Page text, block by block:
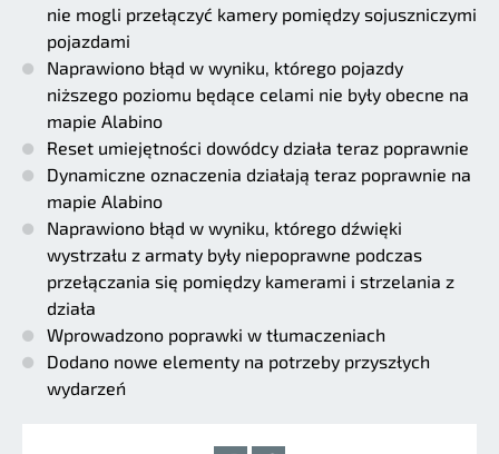
nie mogli przełączyć kamery pomiędzy sojuszniczymi
pojazdami
Naprawiono błąd w wyniku, którego pojazdy
niższego poziomu będące celami nie były obecne na
mapie Alabino
Reset umiejętności dowódcy działa teraz poprawnie
Dynamiczne oznaczenia działają teraz poprawnie na
mapie Alabino
Naprawiono błąd w wyniku, którego dźwięki
wystrzału z armaty były niepoprawne podczas
przełączania się pomiędzy kamerami i strzelania z
działa
Wprowadzono poprawki w tłumaczeniach
Dodano nowe elementy na potrzeby przyszłych
wydarzeń